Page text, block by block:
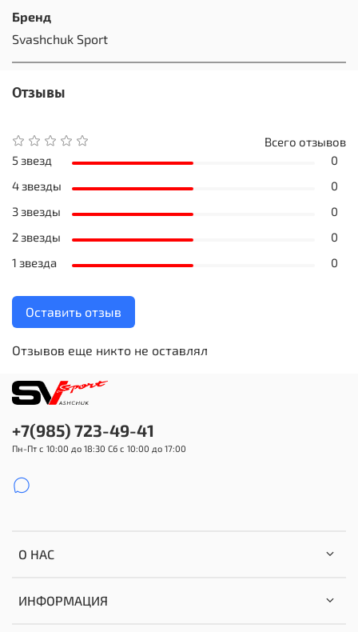
Бренд
Svashchuk Sport
Отзывы
Отзывов еще никто не оставлял
Всего отзывов
5 звезд
0
4 звезды
0
3 звезды
0
2 звезды
0
1 звезда
0
Оставить отзыв
О НАС
ИНФОРМАЦИЯ
+7(985) 723-49-41
Пн-Пт с 10:00 до 18:30 Сб с 10:00 до 17:00